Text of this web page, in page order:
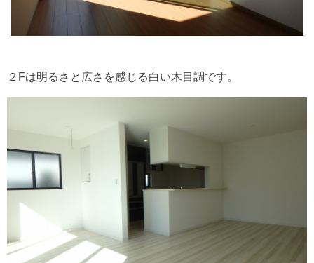
２Fは明るさと広さを感じる白い木目 調です。